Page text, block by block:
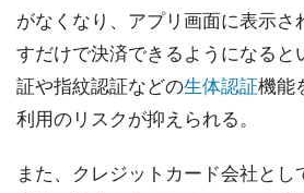
がなくなり、アプリ画面に表示さ
すだけで決済できるようになると
証や指紋認証などの生体認証機能
利用のリスクが抑えられる。
また、クレジットカード会社とし